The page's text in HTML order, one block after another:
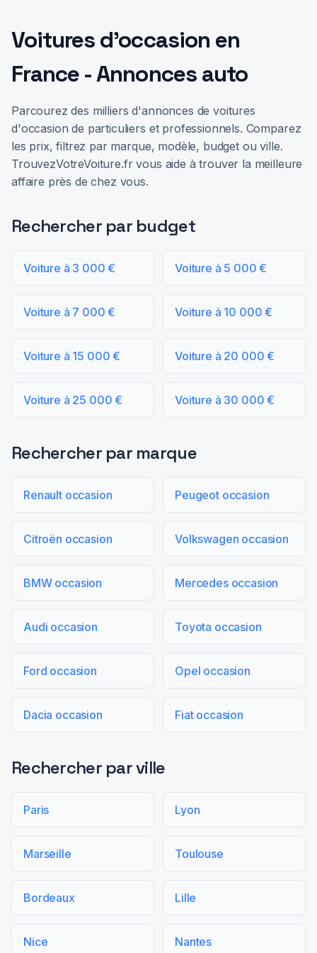
Voitures d'occasion en
France - Annonces auto
Parcourez des milliers d'annonces de voitures
d'occasion de particuliers et professionnels. Comparez
les prix, filtrez par marque, modèle, budget ou ville.
TrouvezVotreVoiture.fr vous aide à trouver la meilleure
affaire près de chez vous.
Rechercher par budget
Voiture à 3 000 € Voiture à 5 000 €
Voiture à 7 000 € Voiture à 10 000 €
Voiture à 15 000 € Voiture à 20 000 €
Voiture à 25 000 € Voiture à 30 000 €
Rechercher par marque
Renault occasion Peugeot occasion
Citroën occasion Volkswagen occasion
BMW occasion Mercedes occasion
Audi occasion Toyota occasion
Ford occasion Opel occasion
Dacia occasion Fiat occasion
Rechercher par ville
Paris Lyon
Marseille Toulouse
Bordeaux Lille
Nice Nantes